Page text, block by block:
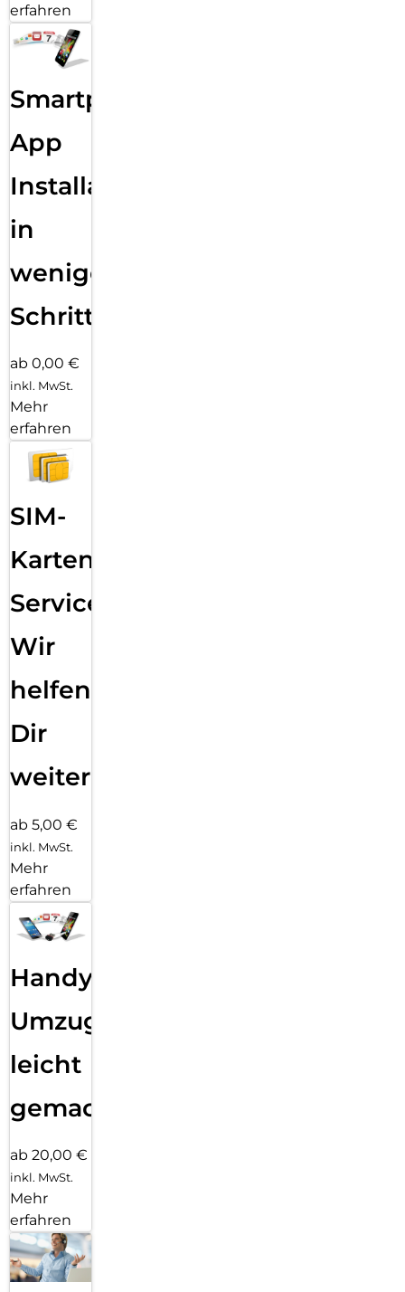
ENTSPERREN UND BEZAHLEN MIT FACE ID: Entsperre dein
iPad Pro, authentifiziere Käufe auf sichere Weise, melde dich
bei Apps an und mehr – alles mit nur einem Blick.
erfahren
Smartphone
App
Installation
in
wenigen
Schritten
ab 0,00 €
inkl. MwSt.
Mehr
erfahren
SIM-
Karten
Service:
Wir
helfen
Dir
weiter
ab 5,00 €
inkl. MwSt.
Mehr
erfahren
Handy
Umzug
leicht
gemacht!
ab 20,00 €
inkl. MwSt.
Mehr
erfahren